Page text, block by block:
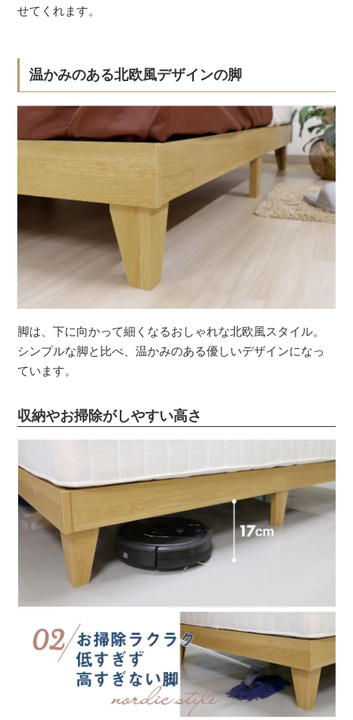
せてくれます。
温かみのある北欧風デザインの脚
脚は、下に向かって細くなるおしゃれな北欧風スタイル。
シンプルな脚と比べ、温かみのある優しいデザインになっ
ています。
収納やお掃除がしやすい高さ